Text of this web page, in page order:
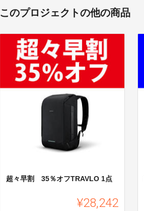
このプロジェクトの他の商品
超々早割 35％オフTRAVLO 1点
¥28,242